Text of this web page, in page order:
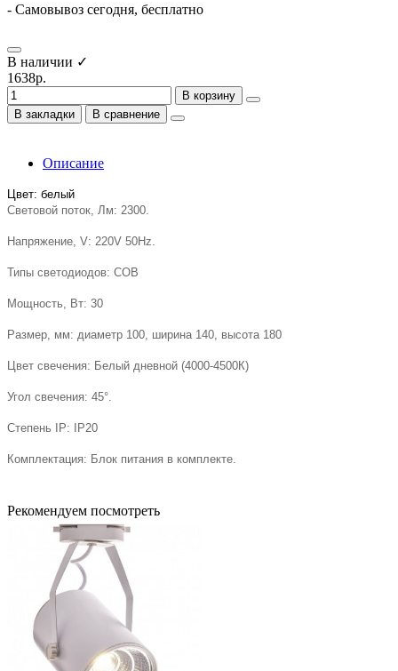
- Самовывоз сегодня, бесплатно
В наличии ✓
1638р.
В корзину
В закладки
В сравнение
Описание
Цвет: белый
Световой поток, Лм: 2300.
Напряжение, V: 220V 50Hz.
Типы светодиодов: COB
Мощность, Вт: 30
Размер, мм: диаметр 100, ширина 140, высота 180
Цвет свечения: Белый дневной (4000-4500К)
Угол свечения: 45°.
Степень IP: IP20
Комплектация: Блок питания в комплекте.
Рекомендуем посмотреть